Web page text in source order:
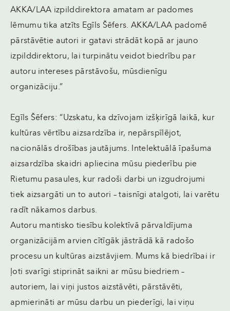
AKKA/LAA izpilddirektora amatam ar padomes
lēmumu tika atzīts Egīls Šēfers. AKKA/LAA padomē
pārstāvētie autori ir gatavi strādāt kopā ar jauno
izpilddirektoru, lai turpinātu veidot biedrību par
autoru intereses pārstāvošu, mūsdienīgu
organizāciju.”
Egīls Šēfers: “Uzskatu, ka dzīvojam izšķirīgā laikā, kur
kultūras vērtību aizsardzība ir, nepārspīlējot,
nacionālās drošības jautājums. Intelektuālā īpašuma
aizsardzība skaidri apliecina mūsu piederību pie
Rietumu pasaules, kur radoši darbi un izgudrojumi
tiek aizsargāti un to autori – taisnīgi atalgoti, lai varētu
radīt nākamos darbus.
Autoru mantisko tiesību kolektīvā pārvaldījuma
organizācijām arvien cītīgāk jāstrādā kā radošo
procesu un kultūras aizstāvjiem. Mums kā biedrībai ir
ļoti svarīgi stiprināt saikni ar mūsu biedriem –
autoriem, lai viņi justos aizstāvēti, pārstāvēti,
apmierināti ar mūsu darbu un piederīgi, lai viņu